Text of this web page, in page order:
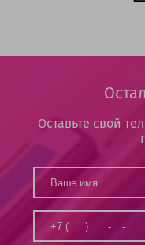
Оставьте свой